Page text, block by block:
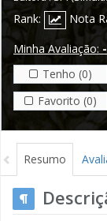
Rank: Nota
Minha Avaliação: -
Tenho (0)
Favorito (0)
Resumo